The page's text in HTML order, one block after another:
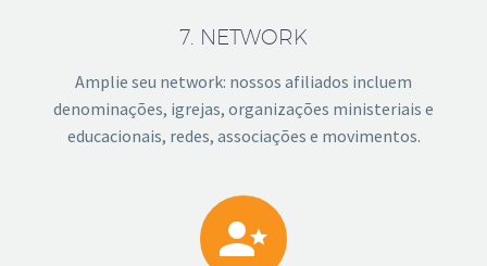
7. NETWORK
Amplie seu network: nossos afiliados incluem
denominações, igrejas, organizações ministeriais e
educacionais, redes, associações e movimentos.

